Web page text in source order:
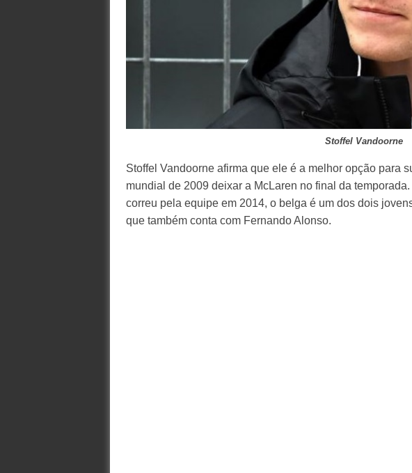
Stoffel Vandoorne
Stoffel Vandoorne afirma que ele é a melhor opção para
mundial de 2009 deixar a McLaren no final da
correu pela equipe em 2014, o belga é um dos dois
que também conta com Fernando Alonso.